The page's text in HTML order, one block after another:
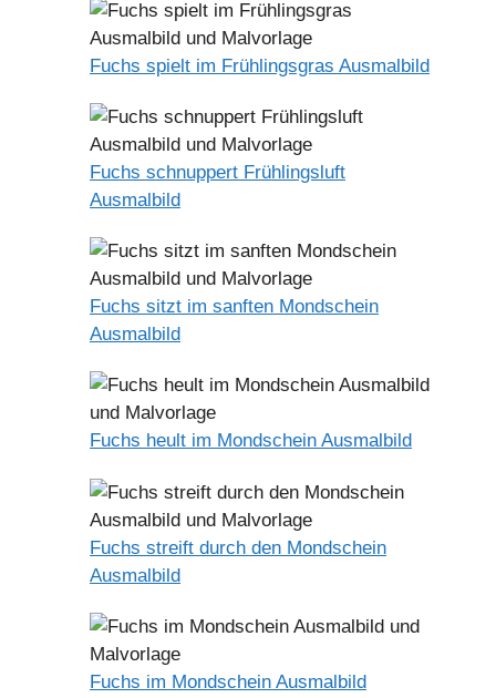
Fuchs spielt im Frühlingsgras Ausmalbild
Fuchs schnuppert Frühlingsluft
Ausmalbild
Fuchs sitzt im sanften Mondschein
Ausmalbild
Fuchs heult im Mondschein Ausmalbild
Fuchs streift durch den Mondschein
Ausmalbild
Fuchs im Mondschein Ausmalbild